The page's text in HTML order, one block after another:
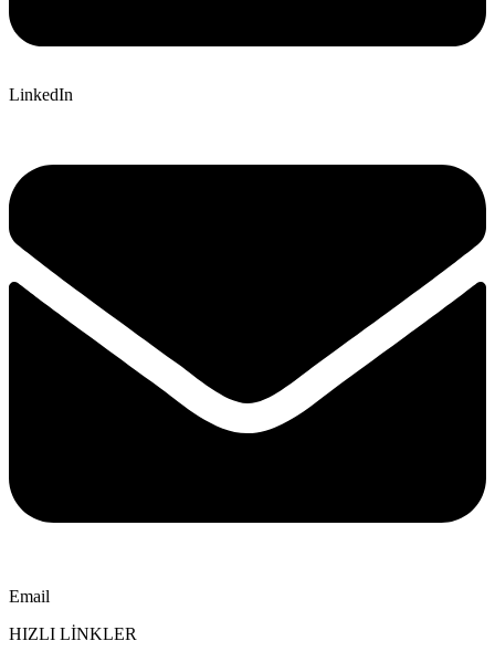
LinkedIn
Email
HIZLI LİNKLER